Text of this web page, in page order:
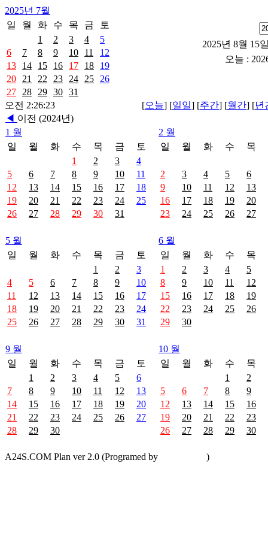
2025년 7월
일
월 화 수 목 금
토
1
2 3 4
5
6
7 8 9 10 11
12
13
14 15 16 17 18
19
20
21 22 23 24 25
26
27
28 29 30 31
2025년 8월 15
오늘 :
오전 2:26:23 [오늘] [일일] [주간] [월간] [년
◀ 이전 (2024년)
1 월
일
월 화 수 목 금
토
1
2 3
4
5
6 7 8 9 10
11
12
13 14 15 16 17
18
19
20 21 22 23 24
25
26
27 28 29 30 31
2 월
일
월 화 수 목
2 3 4 5
6
9
10 11 12
13
16
17 18 19
20
23
24 25 26 27
5 월
일
월 화 수 목 금
토
1
2
3
4
5 6 7 8 9
10
11
12 13 14 15 16
17
18
19 20 21 22 23
24
25
26 27 28 29 30 31
6 월
일
월 화 수
목
1
2 3 4
5
8
9 10 11
12
15
16 17 18
19
22
23 24 25
26
29
30
9 월
일
월 화 수 목 금
토
1
2 3 4 5
6
7
8 9 10 11 12
13
14
15 16 17 18 19
20
21
22 23 24 25 26
27
28
29 30
10 월
일
월 화 수
목
1
2
5
6 7 8
9
12
13 14 15
16
19
20 21 22
23
26
27 28 29 30
A24S.COM Plan ver 2.0 (Programed by )